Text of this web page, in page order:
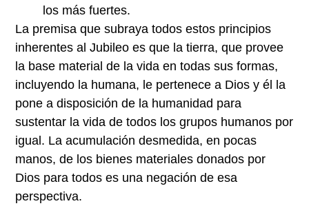
los más fuertes.
La premisa que subraya todos estos principios
inherentes al Jubileo es que la tierra, que provee
la base material de la vida en todas sus formas,
incluyendo la humana, le pertenece a Dios y él la
pone a disposición de la humanidad para
sustentar la vida de todos los grupos humanos por
igual. La acumulación desmedida, en pocas
manos, de los bienes materiales donados por
Dios para todos es una negación de esa
perspectiva.